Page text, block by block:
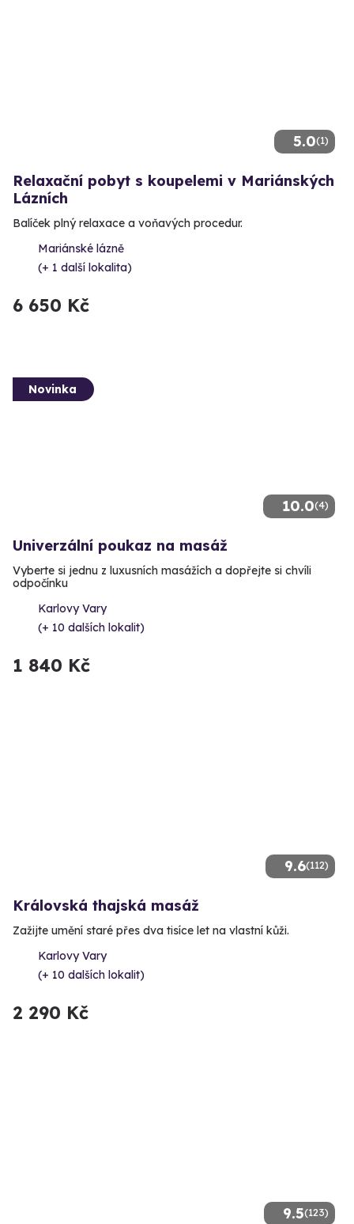
5.0(1)
Relaxační pobyt s koupelemi v Mariánských
Lázních
Balíček plný relaxace a voňavých procedur.
Mariánské lázně
(+ 1 další lokalita)
6 650 Kč
10.0(4)
Novinka
Univerzální poukaz na masáž
Vyberte si jednu z luxusních masážích a dopřejte si chvíli
odpočínku
Karlovy Vary
(+ 10 dalších lokalit)
1 840 Kč
9.6(112)
Královská thajská masáž
Zažijte umění staré přes dva tisíce let na vlastní kůži.
Karlovy Vary
(+ 10 dalších lokalit)
2 290 Kč
9.5(123)